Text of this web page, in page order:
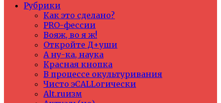
Рубрики
Как это сделано?
PRO-фессии
Вояж, во я ж!
Откройте Д+уши
А ну-ка, наука
Красная кнопка
В процессе окультуривания
Чисто эCALLогически
Alt.ruизм